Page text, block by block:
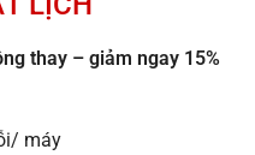
thay – giảm ngay 15%
máy